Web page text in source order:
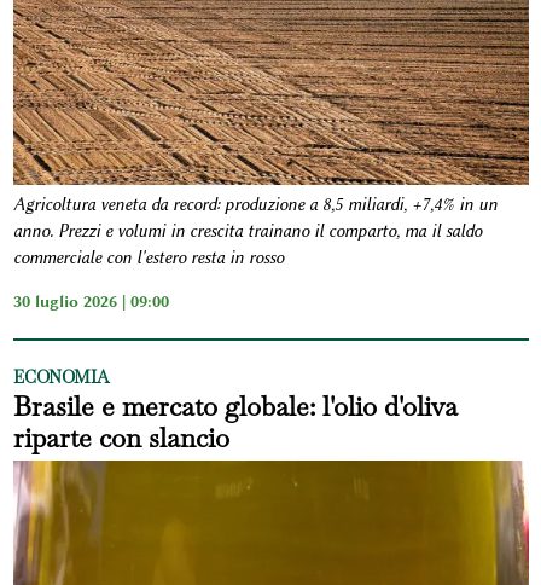
Agricoltura veneta da record: produzione a 8,5 miliardi, +7,4% in un
anno. Prezzi e volumi in crescita trainano il comparto, ma il saldo
commerciale con l'estero resta in rosso
30 luglio 2026 | 09:00
ECONOMIA
Brasile e mercato globale: l'olio d'oliva
riparte con slancio